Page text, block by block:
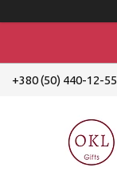
+380 (50) 440-12-55